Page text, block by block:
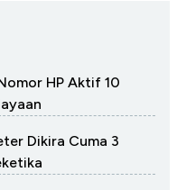
HP Aktif 10
Dikira Cuma 3